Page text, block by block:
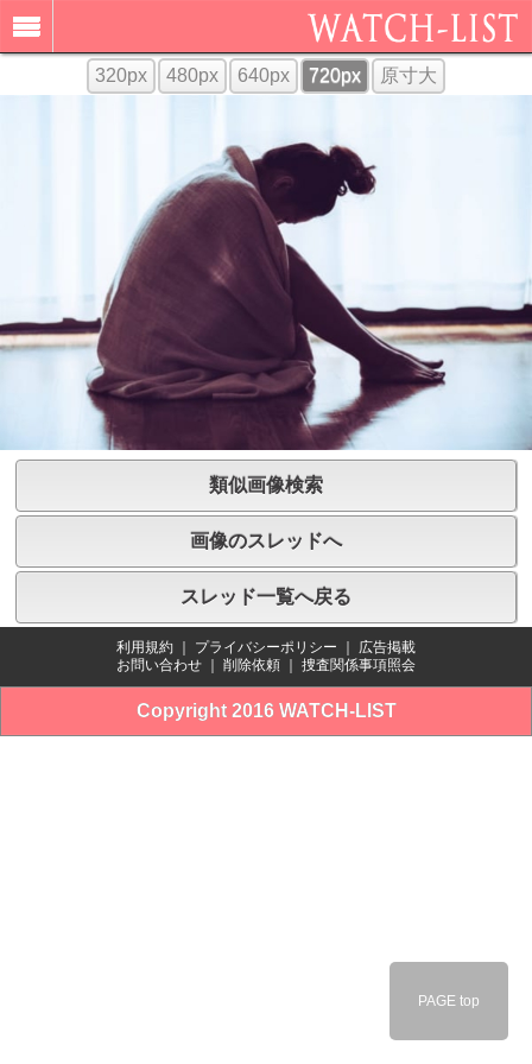
320px 480px 640px 720px 原寸大
類似画像検索
画像のスレッドへ
スレッド一覧へ戻る
利用規約 ｜ プライバシーポリシー ｜ 広告掲載
お問い合わせ ｜ 削除依頼 ｜ 捜査関係事項照会
Copyright 2016 WATCH-LIST
PAGE top